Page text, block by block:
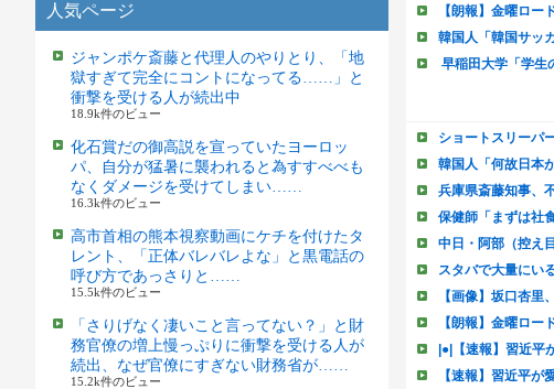
人気ページ
ジャンポケ斎藤と代理人のやりとり、「地
獄すぎて完全にコントになってる……」と
衝撃を受ける人が続出中
18.9k件のビュー
化石賞だの御高説を宣っていたヨーロッ
パ、自分が猛暑に襲われると為すすべべも
なくダメージを受けてしまい……
16.3k件のビュー
高市首相の熊本視察動画にケチを付けたタ
レント、「正体バレバレよな」と黒電話の
呼び方であっさりと……
15.5k件のビュー
「さりげなく凄いこと言ってない？」と財
務官僚の増上慢っぷりに衝撃を受ける人が
続出、なぜ官僚にすぎない財務省が……
15.2k件のビュー